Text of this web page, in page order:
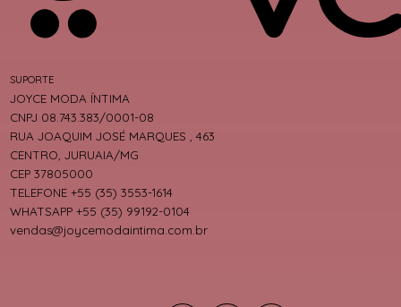
SUPORTE
JOYCE MODA ÍNTIMA
CNPJ 08.743.383/0001-08
RUA JOAQUIM JOSÉ MARQUES , 463
CENTRO, JURUAIA/MG
CEP 37805000
TELEFONE +55 (35) 3553-1614
WHATSAPP +55 (35) 99192-0104
vendas@joycemodaintima.com.br